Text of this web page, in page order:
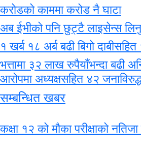
करोडको काममा करोड नै घाटा
अब ईभीको पनि छुट्टै लाइसेन्स
१ खर्ब १८ अर्ब बढी बिगो दाबीसहित
भत्तामा ३२ लाख रुपैयाँभन्दा बढी
आरोपमा अध्यक्षसहित ४२ जनाविरुद्ध
सम्बन्धित खबर
कक्षा १२ को मौका परीक्षाको